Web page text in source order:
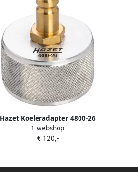
Hazet Koeleradapter 4800-26
1 webshop
€ 120,-